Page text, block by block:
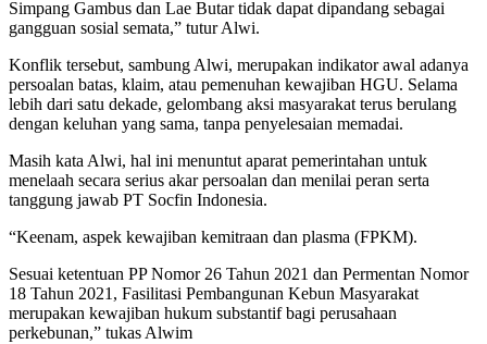
Simpang Gambus dan Lae Butar tidak dapat dipandang sebagai
gangguan sosial semata,” tutur Alwi.
Konflik tersebut, sambung Alwi, merupakan indikator awal adanya
persoalan batas, klaim, atau pemenuhan kewajiban HGU. Selama
lebih dari satu dekade, gelombang aksi masyarakat terus berulang
dengan keluhan yang sama, tanpa penyelesaian memadai.
Masih kata Alwi, hal ini menuntut aparat pemerintahan untuk
menelaah secara serius akar persoalan dan menilai peran serta
tanggung jawab PT Socfin Indonesia.
“Keenam, aspek kewajiban kemitraan dan plasma (FPKM).
Sesuai ketentuan PP Nomor 26 Tahun 2021 dan Permentan Nomor
18 Tahun 2021, Fasilitasi Pembangunan Kebun Masyarakat
merupakan kewajiban hukum substantif bagi perusahaan
perkebunan,” tukas Alwim